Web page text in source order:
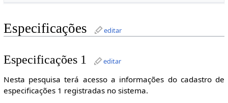
Especificações editar
Especificações 1 editar
Nesta pesquisa terá acesso a informações do cadastro de
especificações 1 registradas no sistema.